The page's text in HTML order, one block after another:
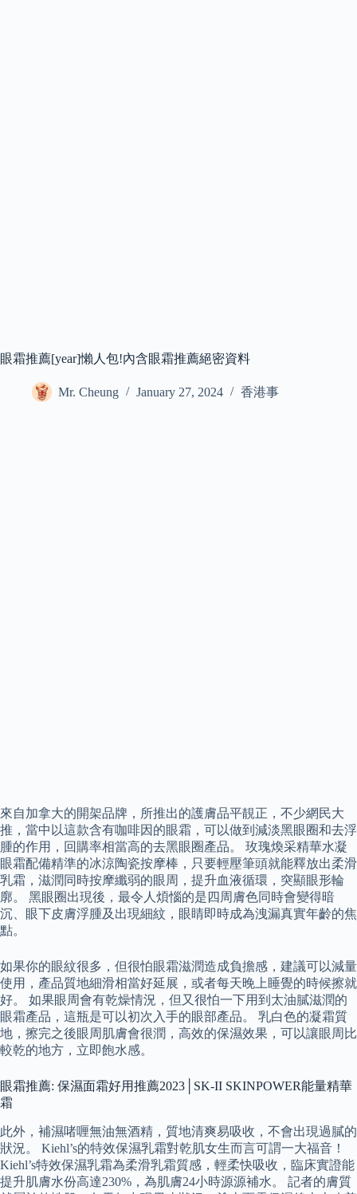
眼霜推薦[year]懶人包!內含眼霜推薦絕密資料
Mr. Cheung January 27, 2024 香港事
來自加拿大的開架品牌，所推出的護膚品平靚正，不少網民大
推，當中以這款含有咖啡因的眼霜，可以做到減淡黑眼圈和去浮
腫的作用，回購率相當高的去黑眼圈產品。 玫瑰煥采精華水凝
眼霜配備精準的冰涼陶瓷按摩棒，只要輕壓筆頭就能釋放出柔滑
乳霜，滋潤同時按摩纖弱的眼周，提升血液循環，突顯眼形輪
廓。 黑眼圈出現後，最令人煩惱的是四周膚色同時會變得暗
沉、眼下皮膚浮腫及出現細紋，眼睛即時成為洩漏真實年齡的焦
點。
如果你的眼紋很多，但很怕眼霜滋潤造成負擔感，建議可以減量
使用，產品質地細滑相當好延展，或者每天晚上睡覺的時候擦就
好。 如果眼周會有乾燥情況，但又很怕一下用到太油膩滋潤的
眼霜產品，這瓶是可以初次入手的眼部產品。 乳白色的凝霜質
地，擦完之後眼周肌膚會很潤，高效的保濕效果，可以讓眼周比
較乾的地方，立即飽水感。
眼霜推薦: 保濕面霜好用推薦2023│SK-II SKINPOWER能量精華
霜
此外，補濕啫喱無油無酒精，質地清爽易吸收，不會出現過膩的
狀況。 Kiehl’s的特效保濕乳霜對乾肌女生而言可謂一大福音！
Kiehl’s特效保濕乳霜為柔滑乳霜質感，輕柔快吸收，臨床實證能
提升肌膚水份高達230%，為肌膚24小時源源補水。 記者的膚質